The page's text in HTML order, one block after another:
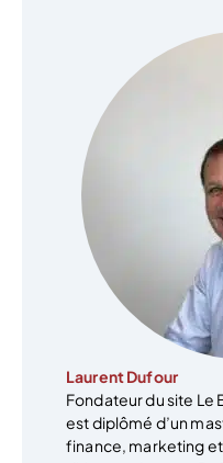
Laurent Dufour
Fondateur du site Le
est diplômé d’un
finance, marketing